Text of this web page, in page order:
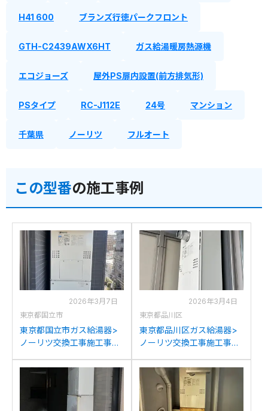
H41 600 ブランズ行徳パークフロント
GTH-C2439AWX6HT ガス給湯暖房熱源機
エコジョーズ 屋外PS扉内設置(前方排気形)
PSタイプ RC-J112E 24号 マンション
千葉県 ノーリツ フルオート
この型番の施工事例
2026年3月7日
東京都国立市
東京都国立市ガス給湯器>
ノーリツ交換工事施工事
2417AWX3H-Lからノーリ
ツGTH-C2460AW3H-T-
2026年3月4日
東京都品川区
東京都品川区ガス給湯器>
ノーリツ交換工事施工事
C2439(S)AWX-Tからノー
リツGTH-C2460AW3H-T-
1BLへの交換